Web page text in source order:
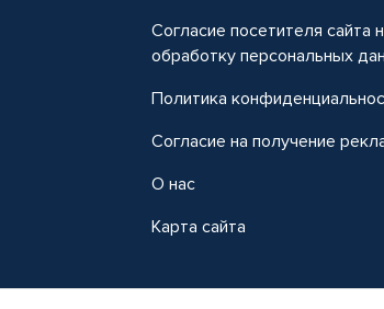
Согласие посетителя сайта
обработку персональных
Политика
Согласие на получение
О нас
Карта сайта